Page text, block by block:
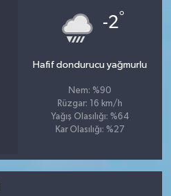
-2°
Hafif dondurucu yağmurlu
Nem: %90
Rüzgar: 16 km/h
Yağış Olasılığı: %64
Kar Olasılığı: %27